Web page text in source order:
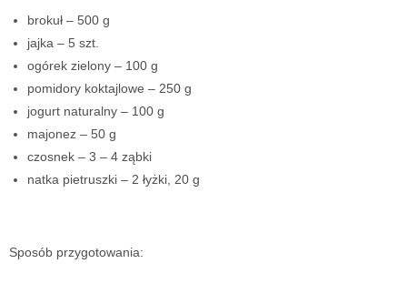
brokuł – 500 g
jajka – 5 szt.
ogórek zielony – 100 g
pomidory koktajlowe – 250 g
jogurt naturalny – 100 g
majonez – 50 g
czosnek – 3 – 4 ząbki
natka pietruszki – 2 łyżki, 20 g
Sposób przygotowania: